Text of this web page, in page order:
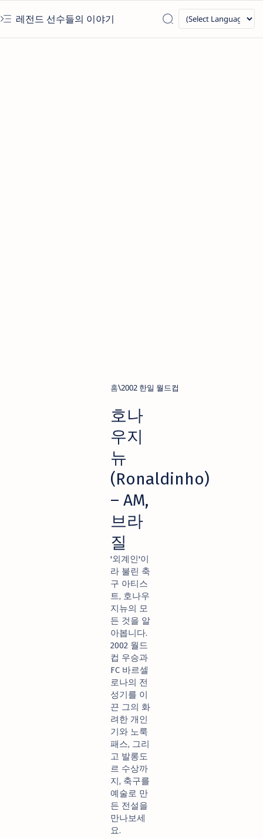
레전드 선수들의 이야기
홈 2002 한일 월드컵
호나
우지
뉴
(Ronaldinho)
– AM,
브라
질
'외계인'이
라 불린 축
구 아티스
트, 호나우
지뉴의 모
든 것을 알
아봅니다.
2002 월드
컵 우승과
FC 바르셀
로나의 전
성기를 이
끈 그의 화
려한 개인
기와 노룩
패스, 그리
고 발롱도
르 수상까
지, 축구를
예술로 만
든 전설을
만나보세
요.